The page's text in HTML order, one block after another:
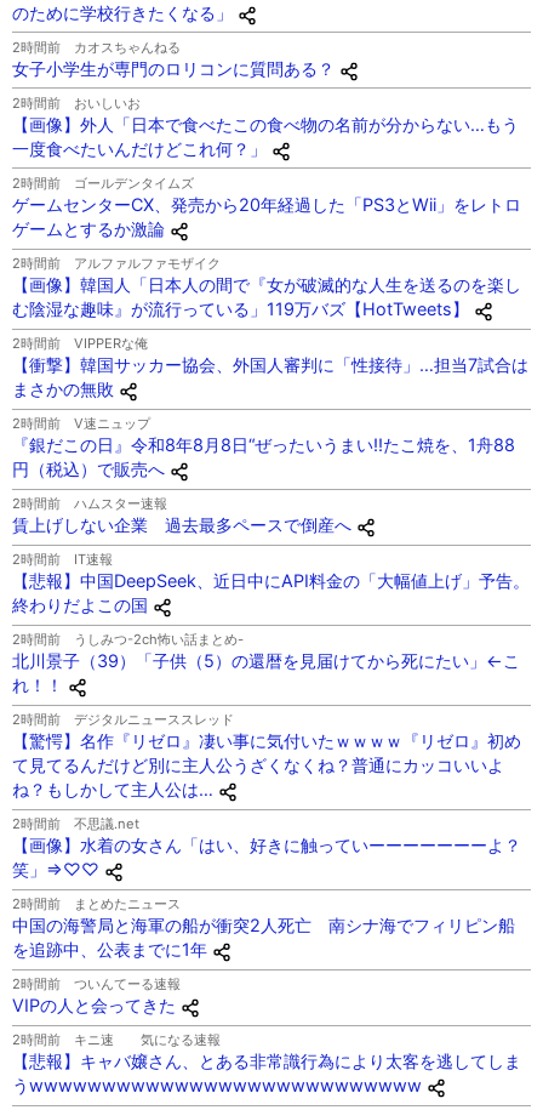
のために学校行きたくなる」
2時間前 カオスちゃんねる
女子小学生が専門のロリコンに質問ある？
2時間前 おいしいお
【画像】外人「日本で食べたこの食べ物の名前が分からない…もう
一度食べたいんだけどこれ何？」
2時間前 ゴールデンタイムズ
ゲームセンターCX、発売から20年経過した「PS3とWii」をレトロ
ゲームとするか激論
2時間前 アルファルファモザイク
【画像】韓国人「日本人の間で『女が破滅的な人生を送るのを楽し
む陰湿な趣味』が流行っている」119万バズ【HotTweets】
2時間前 VIPPERな俺
【衝撃】韓国サッカー協会、外国人審判に「性接待」…担当7試合は
まさかの無敗
2時間前 V速ニュップ
『銀だこの日』令和8年8月8日“ぜったいうまい!!たこ焼を、1舟88
円（税込）で販売へ
2時間前 ハムスター速報
賃上げしない企業 過去最多ペースで倒産へ
2時間前 IT速報
【悲報】中国DeepSeek、近日中にAPI料金の「大幅値上げ」予告。
終わりだよこの国
2時間前 うしみつ-2ch怖い話まとめ-
北川景子（39）「子供（5）の還暦を見届けてから死にたい」←こ
れ！！
2時間前 デジタルニューススレッド
【驚愕】名作『リゼロ』凄い事に気付いたｗｗｗｗ『リゼロ』初め
て見てるんだけど別に主人公うざくなくね？普通にカッコいいよ
ね？もしかして主人公は…
2時間前 不思議.net
【画像】水着の女さん「はい、好きに触っていーーーーーーーよ？
笑」⇒♡♡
2時間前 まとめたニュース
中国の海警局と海軍の船が衝突2人死亡 南シナ海でフィリピン船
を追跡中、公表までに1年
2時間前 ついんてーる速報
VIPの人と会ってきた
2時間前 キニ速 気になる速報
【悲報】キャバ嬢さん、とある非常識行為により太客を逃してしま
うwwwwwwwwwwwwwwwwwwwwwwwwwww